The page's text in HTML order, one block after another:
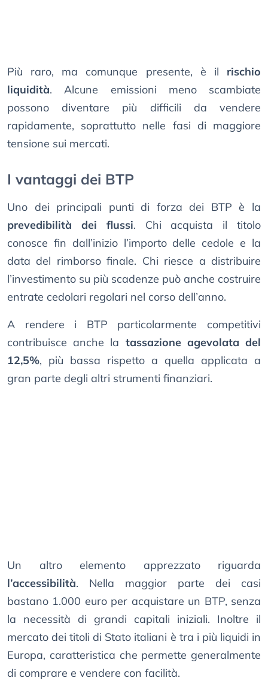
Più raro, ma comunque presente, è il rischio
liquidità. Alcune emissioni meno scambiate
possono diventare più difficili da vendere
rapidamente, soprattutto nelle fasi di maggiore
tensione sui mercati.
I vantaggi dei BTP
Uno dei principali punti di forza dei BTP è la
prevedibilità dei flussi. Chi acquista il titolo
conosce fin dall’inizio l’importo delle cedole e la
data del rimborso finale. Chi riesce a distribuire
l’investimento su più scadenze può anche costruire
entrate cedolari regolari nel corso dell’anno.
A rendere i BTP particolarmente competitivi
contribuisce anche la tassazione agevolata del
12,5%, più bassa rispetto a quella applicata a
gran parte degli altri strumenti finanziari.
Un altro elemento apprezzato riguarda
l’accessibilità. Nella maggior parte dei casi
bastano 1.000 euro per acquistare un BTP, senza
la necessità di grandi capitali iniziali. Inoltre il
mercato dei titoli di Stato italiani è tra i più liquidi in
Europa, caratteristica che permette generalmente
di comprare e vendere con facilità.